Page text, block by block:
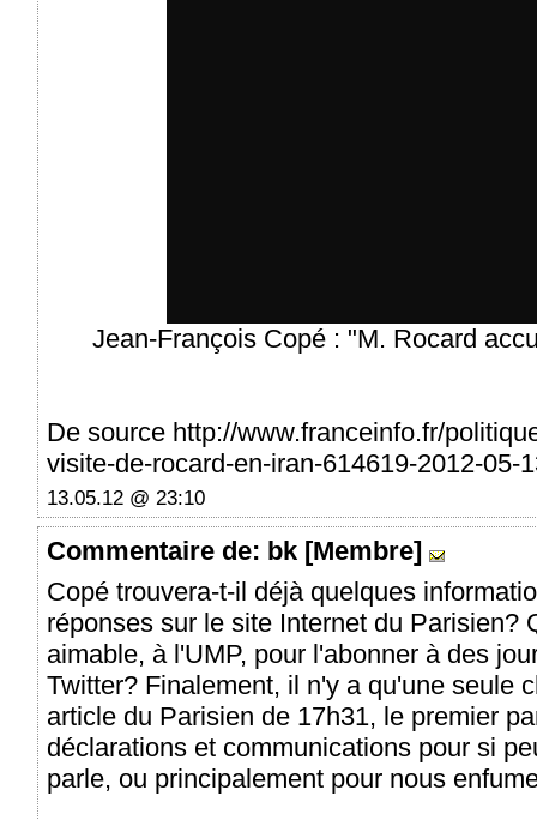
Jean-François Copé : "M. Rocard
De source http://www.franceinfo.fr/
visite-de-rocard-en-iran-614619-2012-05-
13.05.12 @ 23:10
Commentaire de: bk [Membre]
Copé trouvera-t-il déjà quelques
réponses sur le site Internet du Parisien?
aimable, à l'UMP, pour l'abonner à des
Twitter? Finalement, il n'y a qu'une seule
article du Parisien de 17h31, le premier
déclarations et communications pour si
parle, ou principalement pour nous